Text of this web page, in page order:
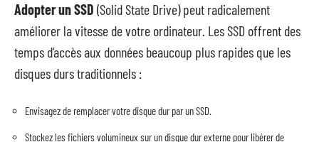
Adopter un SSD (Solid State Drive) peut radicalement
améliorer la vitesse de votre ordinateur. Les SSD offrent des
temps d’accès aux données beaucoup plus rapides que les
disques durs traditionnels :
Envisagez de remplacer votre disque dur par un SSD.
Stockez les fichiers volumineux sur un disque dur externe pour libérer de